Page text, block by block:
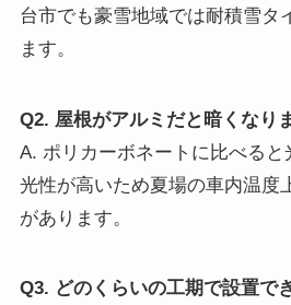
台市でも豪雪地域では耐積雪タ
ます。
Q2. 屋根がアルミだと暗くなり
A. ポリカーボネートに比べる
光性が高いため夏場の車内温度
があります。
Q3. どのくらいの工期で設置で